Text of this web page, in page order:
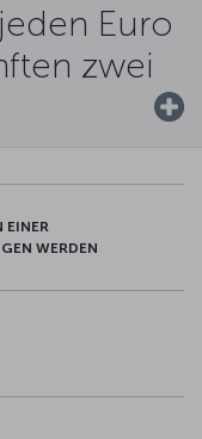
Euro
zwei
EINER
WERDEN